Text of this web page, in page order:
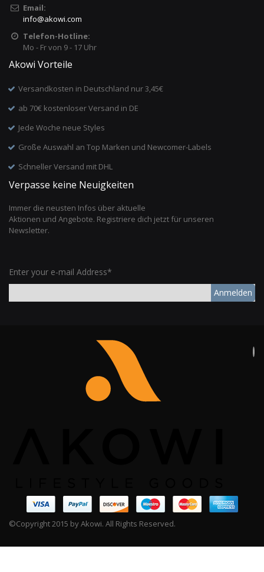
Email:
info@akowi.com
Telefon-Hotline:
Mo - Fr von 9 - 17 Uhr
Akowi Vorteile
Versandkosten in Deutschland nur 3,45€
ab 70€ kostenloser Versand in DE
Jede Woche neue Styles
Große Auswahl an Top Marken und Newcomer-Labels
Schneller Versand mit DHL
Verpasse keine Neuigkeiten
Immer die neusten Infos über aktuelle
Aktionen und Angebote. Registriere dich jetzt für unseren
Newsletter.
Enter your e-mail Address*
Anmelden
©Copyright 2015 by Akowi. All Rights Reserved.